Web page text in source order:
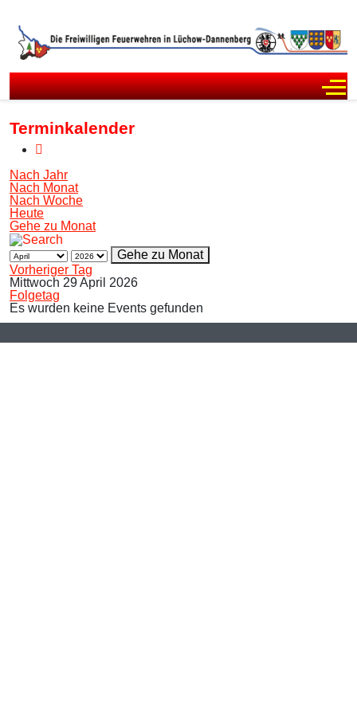
Terminkalender
Nach Jahr
Nach Monat
Nach Woche
Heute
Gehe zu Monat
Gehe zu Monat
Vorheriger Tag
Mittwoch 29 April 2026
Folgetag
Es wurden keine Events gefunden